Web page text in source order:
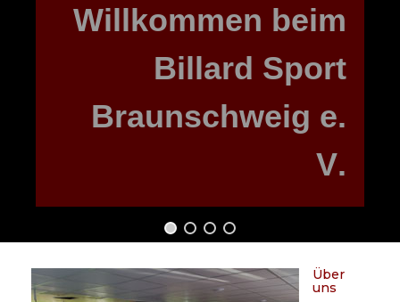
Willkommen beim
Billard Sport
Braunschweig e.
V.
Über
uns